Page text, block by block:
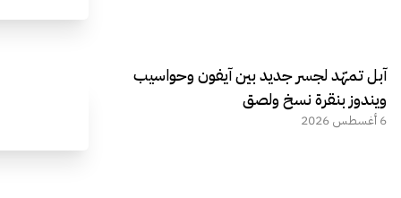
آبل تمهّد لجسر جديد بين آيفون وحواسيب
ويندوز بنقرة نسخ ولصق
6 أغسطس 2026